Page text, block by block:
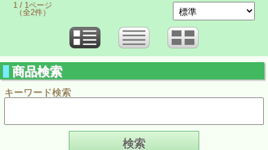
1 / 1ページ
（全2件）
商品検索
キーワード検索